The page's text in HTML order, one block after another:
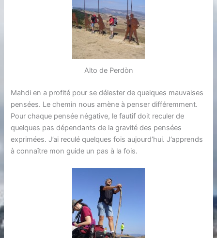
Alto de Perdòn
Mahdi en a profité pour se délester de quelques mauvaises
pensées. Le chemin nous amène à penser différemment.
Pour chaque pensée négative, le fautif doit reculer de
quelques pas dépendants de la gravité des pensées
exprimées. J’ai reculé quelques fois aujourd’hui. J’apprends
à connaître mon guide un pas à la fois.